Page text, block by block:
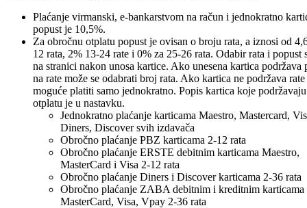
Plaćanje virmanski, e-bankarstvom na račun i jednokratno
popust je 10,5%.
Za obročnu otplatu popust je ovisan o broju rata, a iznosi od
12 rata, 2% 13-24 rate i 0% za 25-26 rata. Odabir rata i popust
na stranici nakon unosa kartice. Ako unesena kartica podržava
na rate može se odabrati broj rata. Ako kartica ne podržava rate
moguće platiti samo jednokratno. Popis kartica koje
otplatu je u nastavku.
Jednokratno plaćanje karticama Maestro, Mastercard,
Diners, Discover svih izdavača
Obročno plaćanje PBZ karticama 2-12 rata
Obročno plaćanje ERSTE debitnim karticama Maestro,
MasterCard i Visa 2-12 rata
Obročno plaćanje Diners i Discover karticama 2-36 rata
Obročno plaćanje ZABA debitnim i kreditnim karticama
MasterCard, Visa, Vpay 2-36 rata